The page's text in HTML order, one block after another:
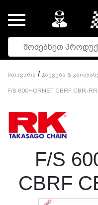
Მთავარი / Ჯაჭვები &
F/S 600HORNET CBRF CBR-
F/S
CBRF